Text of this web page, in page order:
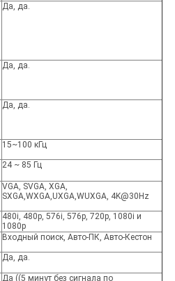
Да, да.
Да, да.
Да, да.
15~100 кГц
24 ~ 85 Гц
VGA, SVGA, XGA,
SXGA,WXGA,UXGA,WUXGA, 4K@30Hz
480i, 480p, 576i, 576p, 720p, 1080i и
1080p
Входный поиск, Авто-ПК, Авто-Кестон
Да, да.
Да ((5 минут без сигнала по